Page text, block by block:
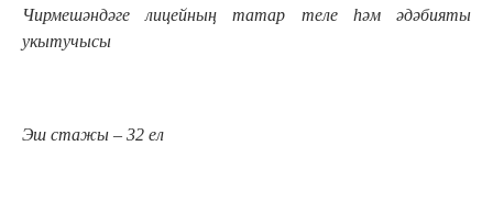
Чирмешәндәге лицейның татар теле һәм әдәбияты
укытучысы
Эш стажы – 32 ел